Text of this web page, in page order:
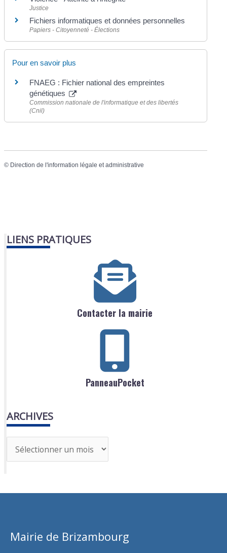
Justice
Fichiers informatiques et données personnelles
Papiers - Citoyenneté - Élections
Pour en savoir plus
FNAEG : Fichier national des empreintes
génétiques
Commission nationale de l'informatique et des libertés
(Cnil)
© Direction de l'information légale et administrative
LIENS PRATIQUES
Contacter la mairie
PanneauPocket
ARCHIVES
r
h
Mairie de Brizambourg